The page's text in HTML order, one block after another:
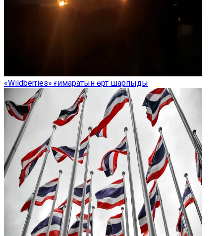
«Wildberries» ғимаратын өрт шарпыды